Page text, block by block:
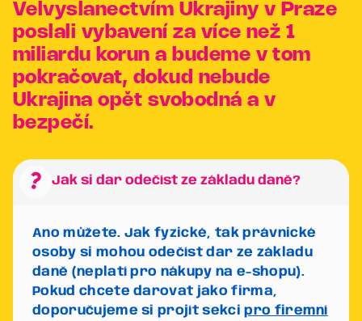
Velvyslanectvím Ukrajiny v Praze
poslali vybavení za více než 1
miliardu korun a budeme v tom
pokračovat, dokud nebude
Ukrajina opět svobodná a v
bezpečí.
question_mark Jak si dar odečíst ze základu daně?
Ano můžete. Jak fyzické, tak právnické
osoby si mohou odečíst dar ze základu
daně (neplatí pro nákupy na e-shopu).
Pokud chcete darovat jako firma,
doporučujeme si projít sekcipro firemní